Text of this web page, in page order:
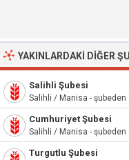
YAKINLARDAKI DIĞER
Salihli Şubesi
Salihli / Manisa -
Cumhuriyet Şubesi
Salihli / Manisa - şubeden
Turgutlu Şubesi